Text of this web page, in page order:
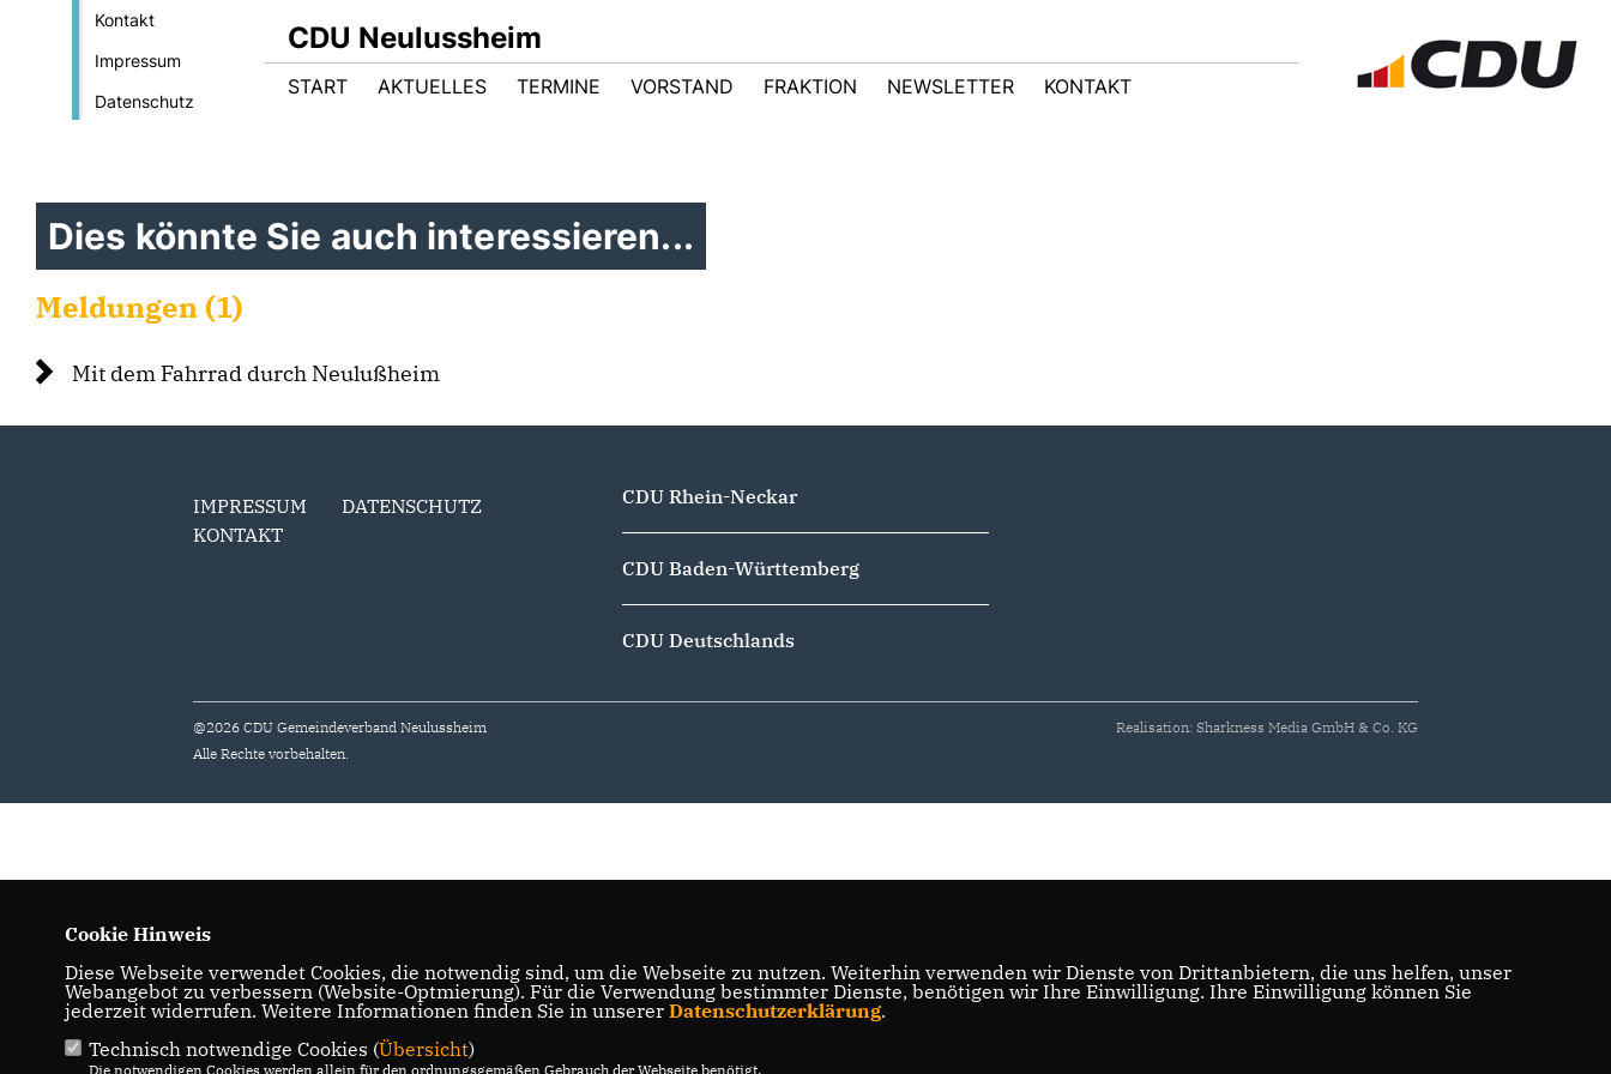
Kontakt
Impressum
Datenschutz
CDU Neulussheim
START AKTUELLES TERMINE VORSTAND FRAKTION NEWSLETTER KONTAKT
Dies könnte Sie auch interessieren...
Meldungen (1)
Mit dem Fahrrad durch Neulußheim
IMPRESSUM
DATENSCHUTZ
KONTAKT
CDU Rhein-Neckar
CDU Baden-Württemberg
CDU Deutschlands
@2026 CDU Gemeindeverband Neulussheim
Alle Rechte vorbehalten.
Realisation: Sharkness Media GmbH & Co. KG
Cookie Hinweis
Diese Webseite verwendet Cookies, die notwendig sind, um die Webseite zu nutzen. Weiterhin verwenden wir Dienste von Drittanbietern, die uns helfen, unser
Webangebot zu verbessern (Website-Optmierung). Für die Verwendung bestimmter Dienste, benötigen wir Ihre Einwilligung. Ihre Einwilligung können Sie
jederzeit widerrufen. Weitere Informationen finden Sie in unserer Datenschutzerklärung.
Technisch notwendige Cookies (Übersicht)
Die notwendigen Cookies werden allein für den ordnungsgemäßen Gebrauch der Webseite benötigt.